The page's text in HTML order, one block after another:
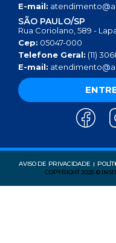
E-mail:
SÃO PAULO/SP
Rua Coriolano, 589 -
Cep: 05047-000
Telefone Geral: (11)
E-mail:
AVISO DE PRIVACIDADE
COPYRIGHT 2025 ©